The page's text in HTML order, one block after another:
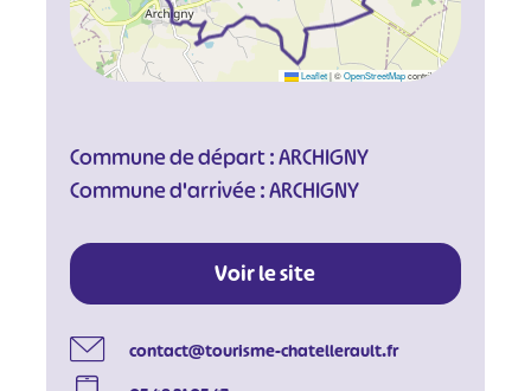
Leaflet |©OpenStreetMapcontributors
Commune de départ : ARCHIGNY
Commune d'arrivée : ARCHIGNY
Voir le site
contact@tourisme-chatellerault.fr